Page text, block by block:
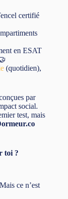
certifié
en ESAT
(quotidien),
par
social.
test, mais
toi ?
ce n’est